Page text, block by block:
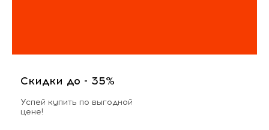
Скидки до - 35%
Успей купить по выгодной
цене!